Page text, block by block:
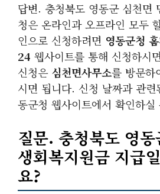
답변. 충청북도 영동군 심천면
청은 온라인과 오프라인 모두
인으로 신청하려면 영동군청
24 웹사이트를 통해 신청하시
신청은 심천면사무소를 방문하
시면 됩니다. 신청 날짜과 관련
동군청 웹사이트에서 확인하실
질문. 충청북도 영
생회복지원금 지급
요?